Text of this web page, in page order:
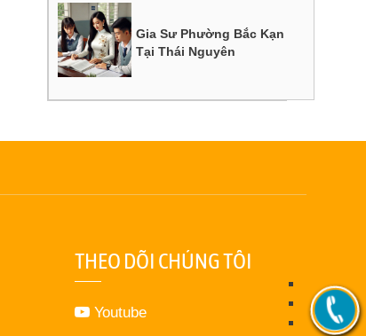
Gia Sư Phường Bắc Kạn
Tại Thái Nguyên
THEO DÕI CHÚNG TÔI
Youtube